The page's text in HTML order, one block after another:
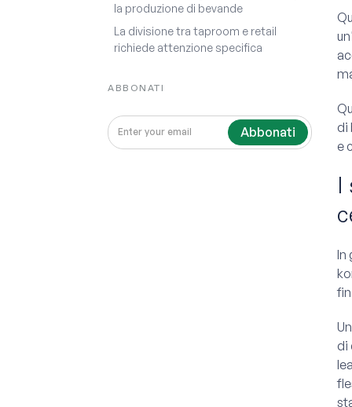
la produzione di bevande
La divisione tra taproom e retail
richiede attenzione specifica
ABBONATI
di
e
I
In
di